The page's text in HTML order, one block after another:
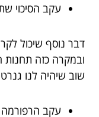
עקב הסיכוי
דבר נוסף שיכול
ובמקרה כזה תחנות
שוב שיהיה לנו
עקב